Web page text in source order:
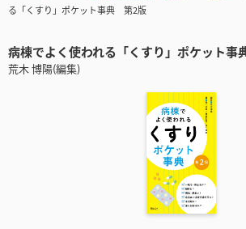
る「くすり」ポケット事典 第2版
病棟でよく使われる「くすり」ポケット事
荒木 博陽(編集)